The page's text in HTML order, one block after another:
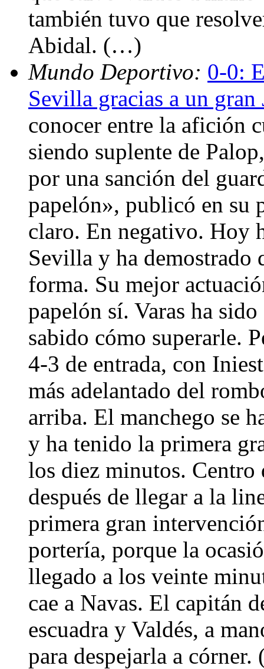
también tuvo que
Abidal. (…)
Mundo Deportivo: 0-0:
Sevilla gracias a un gran
conocer entre la afición
siendo suplente de
por una sanción del
papelón», publicó en su
claro. En negativo. Hoy
Sevilla y ha demostrado
forma. Su mejor
papelón sí. Varas ha
sabido cómo superarle.
4-3 de entrada, con
más adelantado del
arriba. El manchego se
y ha tenido la primera
los diez minutos. Centro
después de llegar a la
primera gran
portería, porque la
llegado a los veinte
cae a Navas. El capitán
escuadra y Valdés, a
para despejarla a